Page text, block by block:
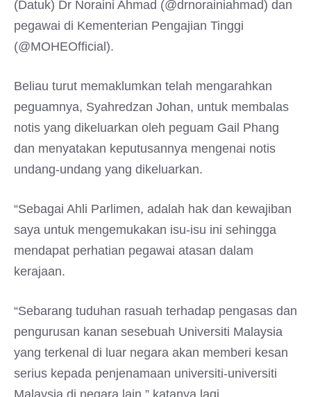
(Datuk) Dr Noraini Ahmad (@drnorainiahmad) dan
pegawai di Kementerian Pengajian Tinggi
(@MOHEOfficial).
Beliau turut memaklumkan telah mengarahkan
peguamnya, Syahredzan Johan, untuk membalas
notis yang dikeluarkan oleh peguam Gail Phang
dan menyatakan keputusannya mengenai notis
undang-undang yang dikeluarkan.
“Sebagai Ahli Parlimen, adalah hak dan kewajiban
saya untuk mengemukakan isu-isu ini sehingga
mendapat perhatian pegawai atasan dalam
kerajaan.
“Sebarang tuduhan rasuah terhadap pengasas dan
pengurusan kanan sesebuah Universiti Malaysia
yang terkenal di luar negara akan memberi kesan
serius kepada penjenamaan universiti-universiti
Malaysia di negara lain,” katanya lagi.